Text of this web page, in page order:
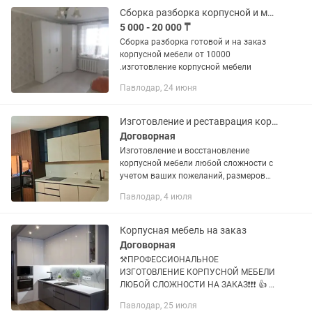
Сборка разборка корпусной и мягкой мебели
5 000 - 20 000 ₸
Сборка разборка готовой и на заказ
корпусной мебели от 10000
.изготовление корпусной мебели
Павлодар, 24 июня
Изготовление и реставрация корпусной мебели
Договорная
Изготовление и восстановление
корпусной мебели любой сложности с
учетом ваших пожеланий, размеров
гарнитуры V Шкафы-купе и распашные
Павлодар, 4 июля
Корпусная мебель на заказ
Договорная
⚒️ПРОФЕССИОНАЛЬНОЕ
ИЗГОТОВЛЕНИЕ КОРПУСНОЙ МЕБЕЛИ
ЛЮБОЙ СЛОЖНОСТИ НА ЗАКАЗ❗️❗️❗️ 👍 От
выгодные цены в городе. 🏦 Рассрочка
Павлодар, 25 июля